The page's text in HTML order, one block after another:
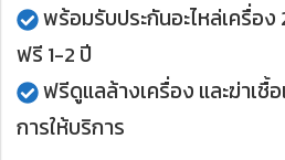
พร้อมรับประกันอะไหล่เครื่อ
ฟรี 1-2 ปี
ฟรีดูแลล้างเครื่อง และฆ่าเชื้
การให้บริการ